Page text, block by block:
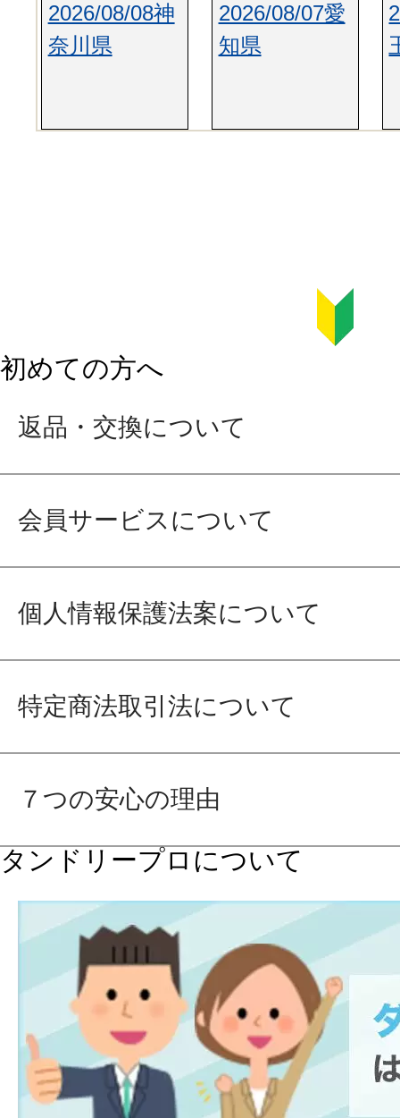
2026/08/08神
奈川県
2026/08/07愛
知県
初めての方へ
返品・交換について
会員サービスについて
個人情報保護法案について
特定商法取引法について
７つの安心の理由
タンドリープロについて